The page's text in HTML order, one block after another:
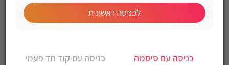
לכניסה ראשונית
כניסה עם סיסמה כניסה עם קוד חד פעמי